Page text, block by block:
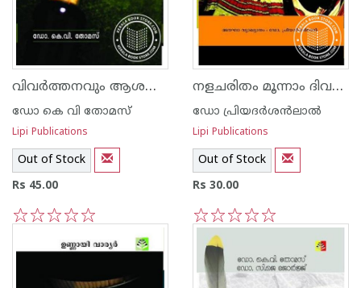
വിവര്‍ത്തനവും ആശയ വിനിമയവും
ഡോ കെ വി തോമസ്
Lipi Publications
Out of Stock
Rs 45.00
നളചരിതം മൂന്നാം ദിവസം
ഡോ പ്രിയദര്‍ശ‌ന്‍ലാല്‍
Lipi Publications
Out of Stock
Rs 30.00
5
4
3
2
1